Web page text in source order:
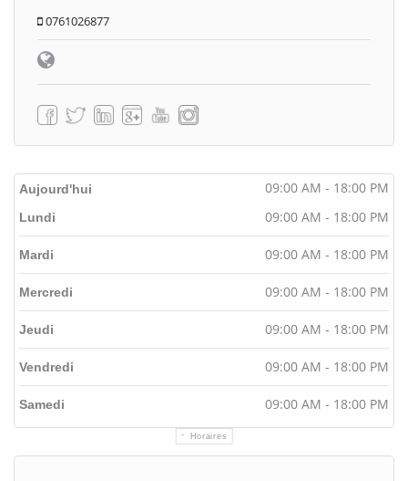
0761026877
Aujourd'hui 09:00 AM - 18:00 PM
Horaires
Lundi 09:00 AM - 18:00 PM
Mardi 09:00 AM - 18:00 PM
Mercredi 09:00 AM - 18:00 PM
Jeudi 09:00 AM - 18:00 PM
Vendredi 09:00 AM - 18:00 PM
Samedi 09:00 AM - 18:00 PM